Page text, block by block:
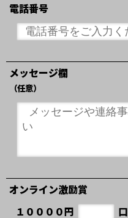
電話番号
メッセージ欄
（任意）
オンライン激励賞
１００００円
口